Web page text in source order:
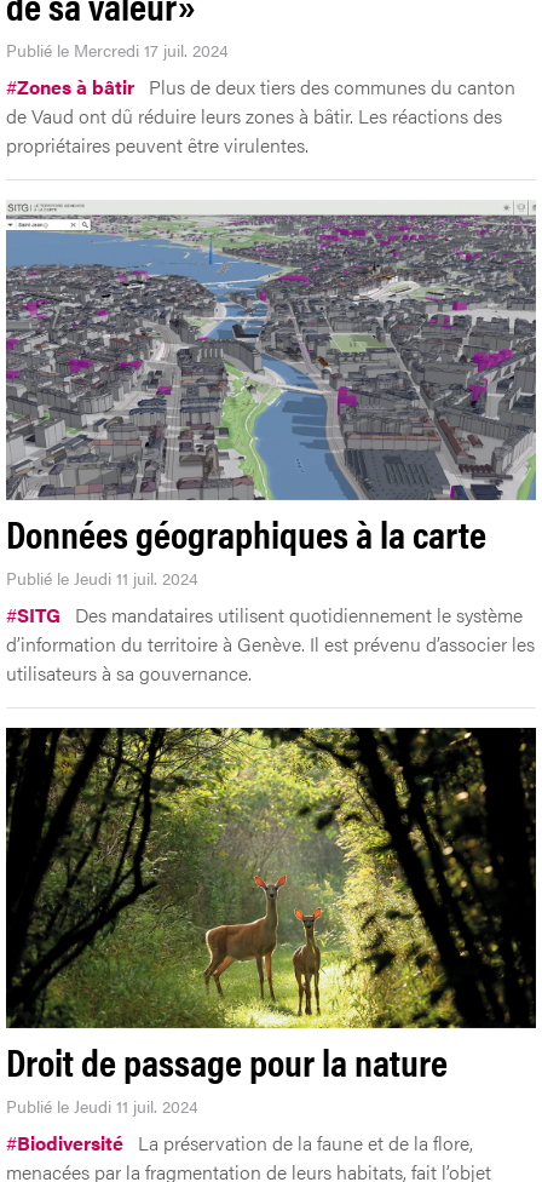
Publié le Mercredi 17 juil. 2024
#Zones à bâtir Plus de deux tiers des communes du canton
de Vaud ont dû réduire leurs zones à bâtir. Les réactions des
propriétaires peuvent être virulentes.
Données géographiques à la carte
Publié le Jeudi 11 juil. 2024
#SITG
Des mandataires utilisent quotidiennement le système
d’information du territoire à Genève. Il est prévenu d’associer les
utilisateurs à sa gouvernance.
Droit de passage pour la nature
Publié le Jeudi 11 juil. 2024
#Biodiversité La préservation de la faune et de la flore,
menacées par la fragmentation de leurs habitats, fait l’objet